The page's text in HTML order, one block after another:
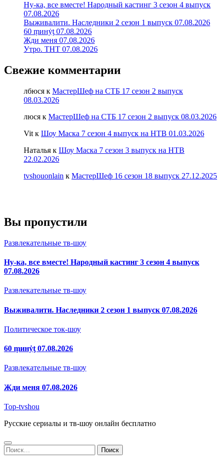
Ну-ка, все вместе! Народный кастинг 3 сезон 4 выпуск
07.08.2026
Выживалити. Наследники 2 сезон 1 выпуск 07.08.2026
60 ṃинẏƫ 07.08.2026
Жди меня 07.08.2026
Утро. ТНТ 07.08.2026
Свежие комментарии
лбюся к МастерШеф на СТБ 17 сезон 2 выпуск
08.03.2026
люся к МастерШеф на СТБ 17 сезон 2 выпуск 08.03.2026
Vit к Шоу Маска 7 сезон 4 выпуск на НТВ 01.03.2026
Наталья к Шоу Маска 7 сезон 3 выпуск на НТВ
22.02.2026
tvshouonlain к МастерШеф 16 сезон 18 выпуск 27.12.2025
Вы пропустили
Развлекательные тв-шоу
Ну-ка, все вместе! Народный кастинг 3 сезон 4 выпуск
07.08.2026
Развлекательные тв-шоу
Выживалити. Наследники 2 сезон 1 выпуск 07.08.2026
Политическое ток-шоу
60 ṃинẏƫ 07.08.2026
Развлекательные тв-шоу
Жди меня 07.08.2026
Top-tvshou
Русские сериалы и тв-шоу онлайн бесплатно
Найти: